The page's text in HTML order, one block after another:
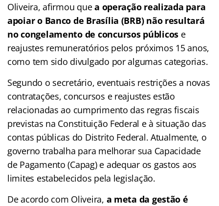
Oliveira, afirmou quea operação realizada para
apoiar o Banco de Brasília (BRB) não resultará
no congelamento de concursos públicos e
reajustes remuneratórios pelos próximos 15 anos,
como tem sido divulgado por algumas categorias.
Segundo o secretário, eventuais restrições a novas
contratações, concursos e reajustes estão
relacionadas ao cumprimento das regras fiscais
previstas na Constituição Federal e à situação das
contas públicas do Distrito Federal. Atualmente, o
governo trabalha para melhorar sua Capacidade
de Pagamento (Capag) e adequar os gastos aos
limites estabelecidos pela legislação.
De acordo com Oliveira, a meta da gestão é